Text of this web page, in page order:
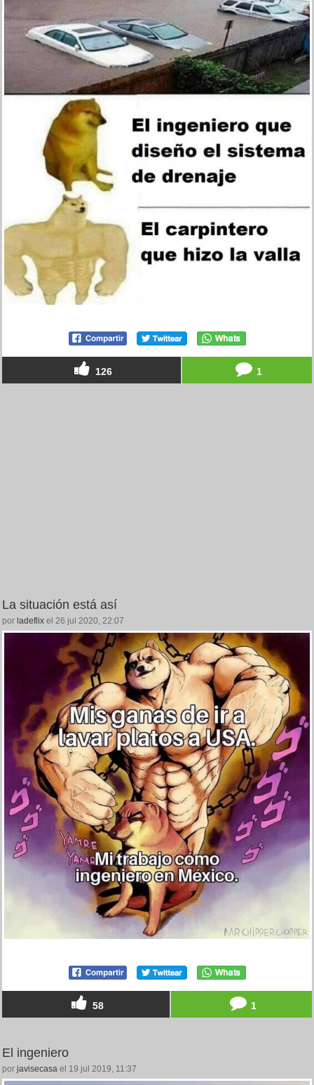
126 1
La situación está así
por ladeflix el 26 jul 2020, 22:07
58 1
El ingeniero
por javisecasa el 19 jul 2019, 11:37